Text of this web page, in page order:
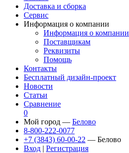
Доставка и сборка
Сервис
Информация о компании
Информация о компании
Поставщикам
Реквизиты
Помощь
Контакты
Бесплатный дизайн-проект
Новости
Статьи
Сравнение
0
Мой город — Белово
8-800-222-0077
+7 (3843) 60-00-22 — Белово
Вход | Регистрация